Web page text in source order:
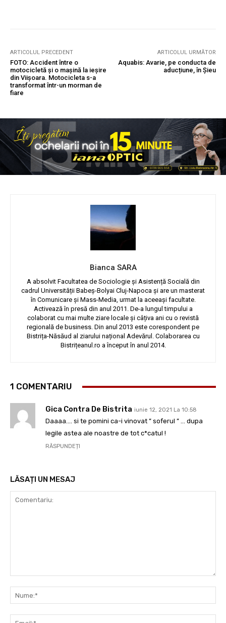
ARTICOLUL PRECEDENT
FOTO: Accident între o
motocicletă și o mașină la ieșire
din Viișoara. Motocicleta s-a
transformat într-un morman de
fiare
ARTICOLUL URMĂTOR
Aquabis: Avarie, pe conducta de
aducțiune, în Șieu
Bianca SARA
A absolvit Facultatea de Sociologie și Asistență Socială din
cadrul Universității Babeș-Bolyai Cluj-Napoca și are un masterat
în Comunicare și Mass-Media, urmat la aceeași facultate.
Activează în presă din anul 2011. De-a lungul timpului a
colaborat cu mai multe ziare locale și câțiva ani cu o revistă
regională de business. Din anul 2013 este corespondent pe
Bistrița-Năsăud al ziarului național Adevărul. Colaborarea cu
Bistrițeanul.ro a început în anul 2014.
1 COMENTARIU
Gica Contra De Bistrita iunie 12, 2021 La 10:58
Daaaa…. si te pomini ca-i vinovat ” soferul ” … dupa
legile astea ale noastre de tot c*catul !
RĂSPUNDEȚI
LĂSAȚI UN MESAJ